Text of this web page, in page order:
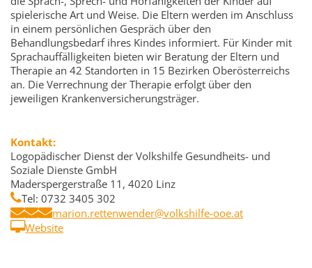
spielerische Art und Weise. Die Eltern werden im Anschluss
in einem persönlichen Gespräch über den
Behandlungsbedarf ihres Kindes informiert. Für Kinder mit
Sprachauffälligkeiten bieten wir Beratung der Eltern und
Therapie an 42 Standorten in 15 Bezirken Oberösterreichs
an. Die Verrechnung der Therapie erfolgt über den
jeweiligen Krankenversicherungsträger.
Kontakt:
Logopädischer Dienst der Volkshilfe Gesundheits- und
Soziale Dienste GmbH
Maderspergerstraße 11, 4020 Linz
Tel: 0732 3405 302
marion.rettenwender@volkshilfe-ooe.at
Website